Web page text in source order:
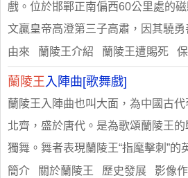
戲。位於邯鄲正南偏西60公里處的
文贏皇帝高澄第三子高肅，因其驍勇
由來 蘭陵王介紹 蘭陵王遭賜死 保
蘭陵王入陣曲[歌舞戲]
蘭陵王入陣曲也叫大面，為中國古
北齊，盛於唐代。是為歌頌蘭陵王
獨舞。舞者表現蘭陵王“指麾擊刺”的
簡介 關於蘭陵王 歷史發展 影像